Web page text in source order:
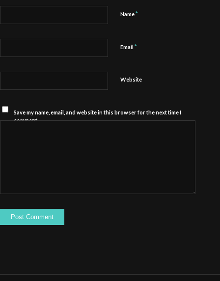
Name*
Email*
Website
Save my name, email, and website in this browser for the next time I
comment.